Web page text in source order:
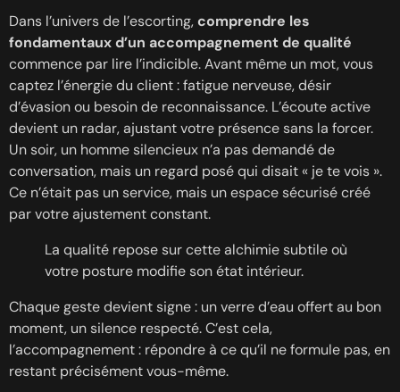
Dans l’univers de l’escorting,comprendre les
fondamentaux d’un accompagnement de qualité
commence par lire l’indicible. Avant même un mot, vous
captez l’énergie du client : fatigue nerveuse, désir
d’évasion ou besoin de reconnaissance. L’écoute active
devient un radar, ajustant votre présence sans la forcer.
Un soir, un homme silencieux n’a pas demandé de
conversation, mais un regard posé qui disait « je te vois ».
Ce n’était pas un service, mais un espace sécurisé créé
par votre ajustement constant.
La qualité repose sur cette alchimie subtile où
votre posture modifie son état intérieur.
Chaque geste devient signe : un verre d’eau offert au bon
moment, un silence respecté. C’est cela,
l’accompagnement : répondre à ce qu’il ne formule pas, en
restant précisément vous-même.